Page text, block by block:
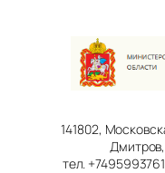
141802,
тел.